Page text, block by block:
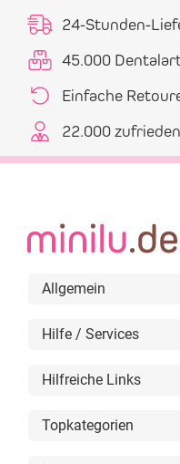
24-Stunden-
45.000
Einfache
22.000
Allgemein
Hilfe / Services
Hilfreiche Links
Topkategorien